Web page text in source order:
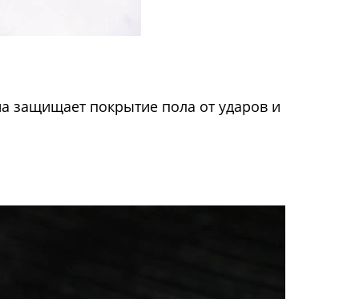
защищает покрытие пола от ударов и